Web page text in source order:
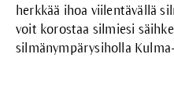
herkkää ihoa viilentävällä
voit korostaa silmiesi
silmänympärysiholla